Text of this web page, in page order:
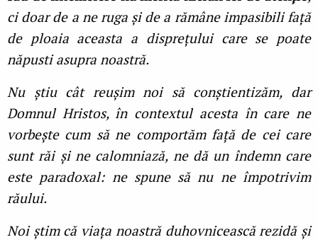
ci doar de a ne ruga și de a rămâne impasibili față
de ploaia aceasta a disprețului care se poate
năpusti asupra noastră.
Nu știu cât reușim noi să conștientizăm, dar
Domnul Hristos, în contextul acesta în care ne
vorbește cum să ne comportăm față de cei care
sunt răi și ne calomniază, ne dă un îndemn care
este paradoxal: ne spune să nu ne împotrivim
răului.
Noi știm că viața noastră duhovnicească rezidă și